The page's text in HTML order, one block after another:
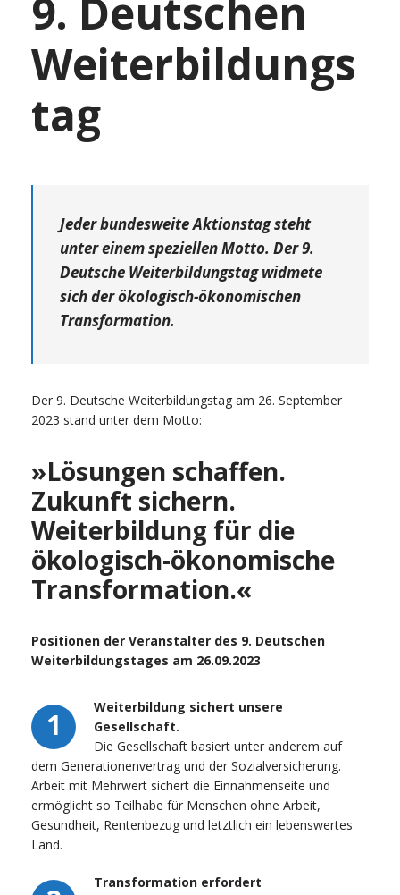
9. Deutschen
Weiterbildungs
tag
Jeder bundesweite Aktionstag steht
unter einem speziellen Motto. Der 9.
Deutsche Weiterbildungstag widmete
sich der ökologisch-ökonomischen
Transformation.
Der 9. Deutsche Weiterbildungstag am 26. September
2023 stand unter dem Motto:
»Lösungen schaffen.
Zukunft sichern.
Weiterbildung für die
ökologisch-ökonomische
Transformation.«
Positionen der Veranstalter des 9. Deutschen
Weiterbildungstages am 26.09.2023
1
Weiterbildung sichert unsere
Gesellschaft.
Die Gesellschaft basiert unter anderem auf
dem Generationenvertrag und der Sozialversicherung.
Arbeit mit Mehrwert sichert die Einnahmenseite und
ermöglicht so Teilhabe für Menschen ohne Arbeit,
Gesundheit, Rentenbezug und letztlich ein lebenswertes
Land.
Transformation erfordert